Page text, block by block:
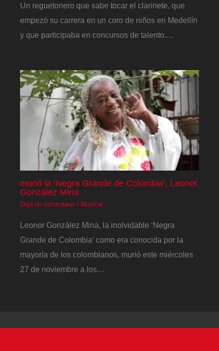
Un reguetonero que sabe tocar el clarinete, que
empezó su carrera en un coro de niños en Medellín
y que participaba en concursos de talento.…
murió la ‘Negra Grande de Colombia’, Leonor
González Mina
Deja un comentario / Musical
Leonor González Mina, la inolvidable ‘Negra
Grande de Colombia’ como era conocida por la
mayoría de los colombianos, murió este miércoles
27 de noviembre a los…